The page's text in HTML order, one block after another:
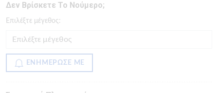
Δεν Βρίσκετε Το Νούμερο;
Eπιλέξτε μέγεθος:
ΕΝΗΜΕΡΩΣΕ ΜΕ